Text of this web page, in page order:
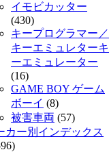
イモビカッター
(430)
キープログラマー／
キーエミュレターキ
ーエミュレーター
(16)
GAME BOY ゲーム
ボーイ (8)
被害車両 (57)
カー別インデックス